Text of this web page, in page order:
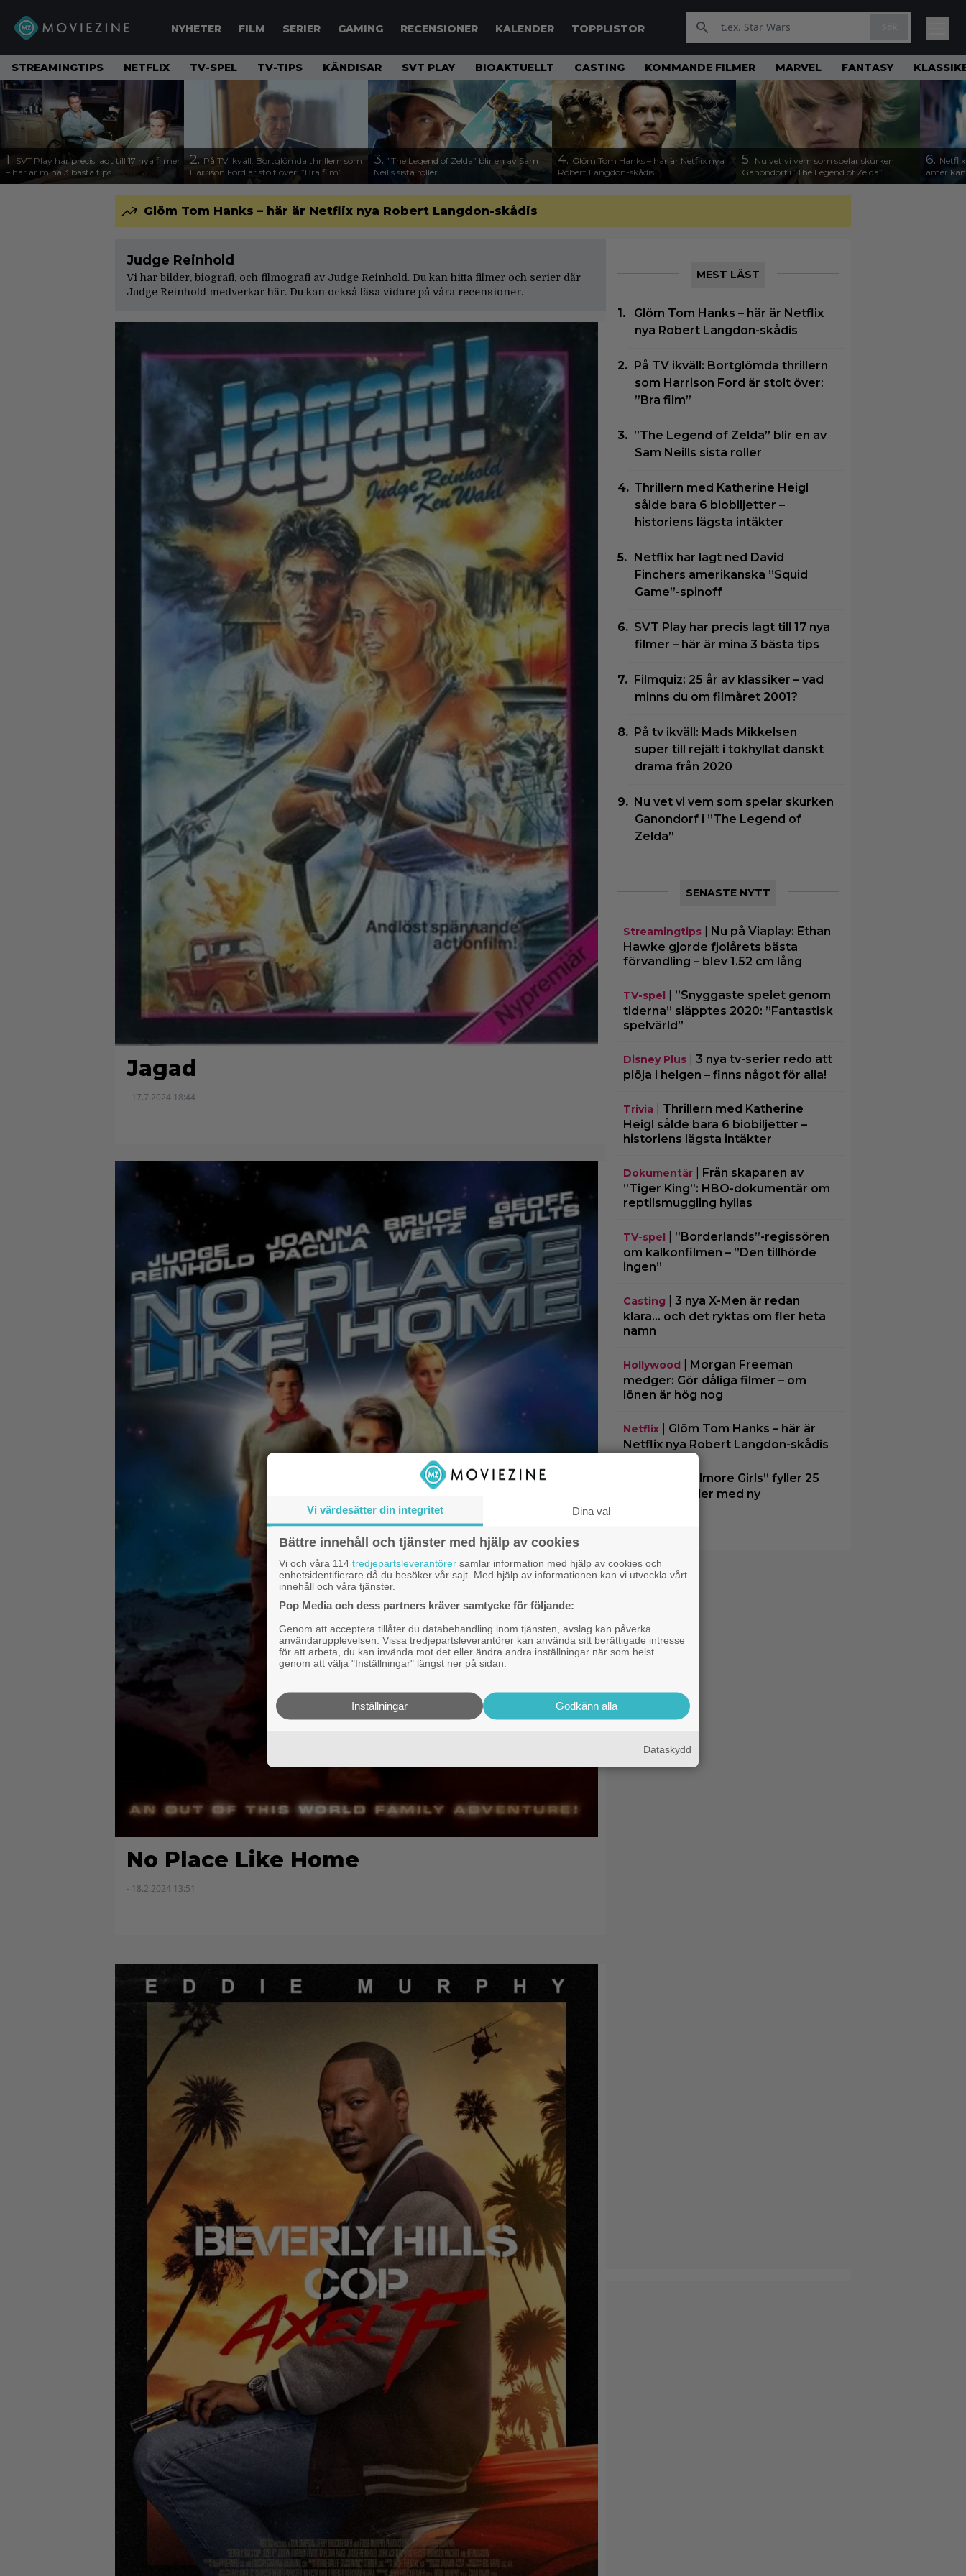
NYHETER FILM SERIER GAMING RECENSIONER KALENDER TOPPLISTOR
STREAMINGTIPS NETFLIX TV-SPEL TV-TIPS KÄNDISAR SVT PLAY BIOAKTUELLT CASTING KOMMANDE FILMER MARVEL FANTASY
1. SVT Play har precis lagt till 17 nya filmer
– här är mina 3 bästa tips
2. På TV ikväll: Bortglömda thrillern som
Harrison Ford är stolt över: ”Bra film”
3. ”The Legend of Zelda” blir en av Sam
Neills sista roller
4. Glöm Tom Hanks – här är Netflix nya
Robert Langdon-skådis
5. Nu vet vi vem som spelar skurken
Ganondorf i ”The Legend of Zelda”
6.
Glöm Tom Hanks – här är Netflix nya Robert Langdon-skådis
Judge Reinhold
Vi har bilder, biografi, och filmografi av Judge Reinhold. Du kan hitta filmer och serier där
Judge Reinhold medverkar här. Du kan också läsa vidare på våra recensioner.
Jagad
- 17.7.2024 18:44
No Place Like Home
- 18.2.2024 13:51
MEST LÄST
Glöm Tom Hanks – här är Netflix
nya Robert Langdon-skådis
På TV ikväll: Bortglömda thrillern
som Harrison Ford är stolt över:
”Bra film”
”The Legend of Zelda” blir en av
Sam Neills sista roller
Thrillern med Katherine Heigl
sålde bara 6 biobiljetter –
historiens lägsta intäkter
Netflix har lagt ned David
Finchers amerikanska ”Squid
Game”-spinoff
SVT Play har precis lagt till 17 nya
filmer – här är mina 3 bästa tips
Filmquiz: 25 år av klassiker – vad
minns du om filmåret 2001?
På tv ikväll: Mads Mikkelsen
super till rejält i tokhyllat danskt
drama från 2020
Nu vet vi vem som spelar skurken
Ganondorf i ”The Legend of
Zelda”
SENASTE NYTT
Streamingtips| Nu på Viaplay: Ethan
Hawke gjorde fjolårets bästa
förvandling – blev 1.52 cm lång
TV-spel
”Snyggaste spelet genom
tiderna” släpptes 2020: ”Fantastisk
spelvärld”
Disney Plus| 3 nya tv-serier redo att
plöja i helgen – finns något för alla!
Trivia
Thrillern med Katherine
Heigl sålde bara 6 biobiljetter –
historiens lägsta intäkter
Dokumentär| Från skaparen av
”Tiger King”: HBO-dokumentär om
reptilsmuggling hyllas
TV-spel
”Borderlands”-regissören
om kalkonfilmen – ”Den tillhörde
ingen”
Casting
3 nya X-Men är redan
klara… och det ryktas om fler heta
namn
Hollywood
Morgan Freeman
medger: Gör dåliga filmer – om
lönen är hög nog
Netflix| Glöm Tom Hanks – här är
Netflix nya Robert Langdon-skådis
”Gilmore Girls” fyller 25
år – återvänder med ny
Vi värdesätter din integritet Dina val
Bättre innehåll och tjänster med hjälp av cookies
Vi och våra 114 tredjepartsleverantörer samlar information med hjälp av cookies och
enhetsidentifierare då du besöker vår sajt. Med hjälp av informationen kan vi utveckla vårt
innehåll och våra tjänster.
Pop Media och dess partners kräver samtycke för följande:
Genom att acceptera tillåter du databehandling inom tjänsten, avslag kan påverka
användarupplevelsen. Vissa tredjepartsleverantörer kan använda sitt berättigade intresse
för att arbeta, du kan invända mot det eller ändra andra inställningar när som helst
genom att välja "Inställningar" längst ner på sidan.
Godkänn alla
Inställningar
Dataskydd